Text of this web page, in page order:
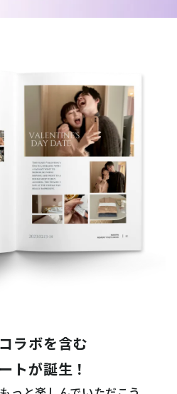
ラボを含む
トが誕生！